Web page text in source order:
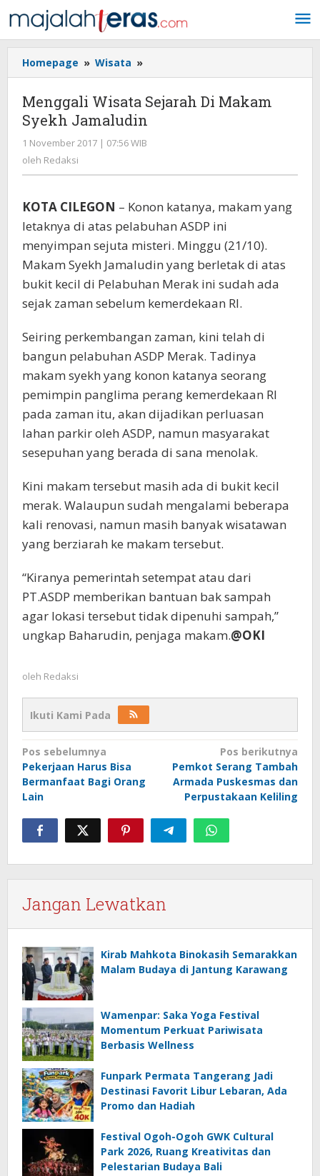
ke
konten
Homepage » Wisata »
Wisata
Sejarah
Di
Makam
Syekh
Menggali Wisata Sejarah Di Makam
Syekh Jamaludin
1 November 2017 | 07:56 WIB
oleh Redaksi
KOTA CILEGON – Konon katanya, makam yang
letaknya di atas pelabuhan ASDP ini
menyimpan sejuta misteri. Minggu (21/10).
Makam Syekh Jamaludin yang berletak di atas
bukit kecil di Pelabuhan Merak ini sudah ada
sejak zaman sebelum kemerdekaan RI.
Seiring perkembangan zaman, kini telah di
bangun pelabuhan ASDP Merak. Tadinya
makam syekh yang konon katanya seorang
pemimpin panglima perang kemerdekaan RI
pada zaman itu, akan dijadikan perluasan
lahan parkir oleh ASDP, namun masyarakat
sesepuhan yang berada di sana menolak.
Kini makam tersebut masih ada di bukit kecil
merak. Walaupun sudah mengalami beberapa
kali renovasi, namun masih banyak wisatawan
yang berziarah ke makam tersebut.
“Kiranya pemerintah setempat atau dari
PT.ASDP memberikan bantuan bak sampah
agar lokasi tersebut tidak dipenuhi sampah,”
ungkap Baharudin, penjaga makam.@OKI
oleh Redaksi
Ikuti Kami Pada
Navigasi
pos
Pos sebelumnya
Pekerjaan Harus Bisa
Bermanfaat Bagi Orang
Lain
Pos berikutnya
Pemkot Serang Tambah
Armada Puskesmas dan
Perpustakaan Keliling
Jangan Lewatkan
Kirab Mahkota Binokasih Semarakkan
Malam Budaya di Jantung Karawang
Wamenpar: Saka Yoga Festival
Momentum Perkuat Pariwisata
Berbasis Wellness
Funpark Permata Tangerang Jadi
Destinasi Favorit Libur Lebaran, Ada
Promo dan Hadiah
Festival Ogoh-Ogoh GWK Cultural
Park 2026, Ruang Kreativitas dan
Pelestarian Budaya Bali